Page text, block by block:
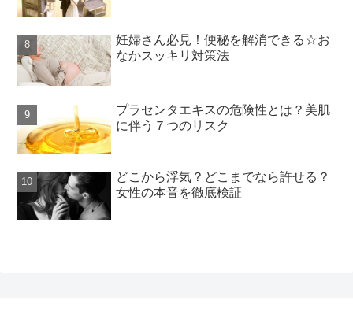
妊婦さん必見！便秘を解消できる☆お
なかスッキリ対策法
プラセンタエキスの危険性とは？美肌
に伴う７つのリスク
どこから浮気？どこまでなら許せる？
女性の本音を徹底検証